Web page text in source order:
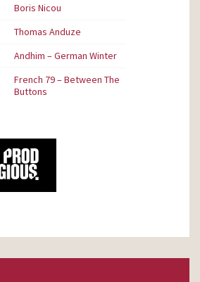
Boris Nicou
Thomas Anduze
Andhim – German Winter
French 79 – Between The
Buttons